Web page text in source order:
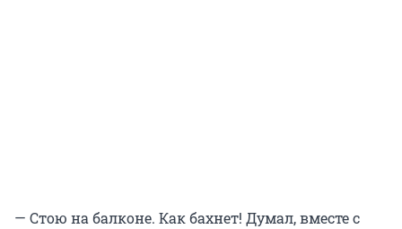
— Стою на балконе. Как бахнет! Думал, вместе с